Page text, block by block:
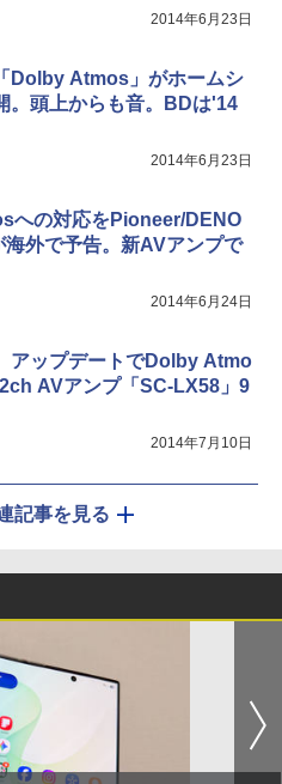
2014年6月23日
Dolby Atmos」がホームシ
。頭上からも音。BDは'14
2014年6月23日
への対応をPioneer/DENO
海外で予告。新AVアンプで
2014年6月24日
アップデートでDolby Atmo
AVアンプ「SC-LX58」9
2014年7月10日
記事を見る